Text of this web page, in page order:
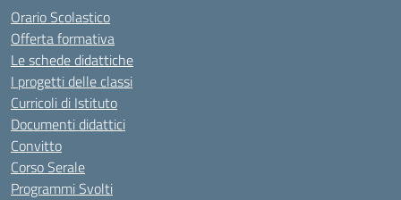
Orario Scolastico
Offerta formativa
Le schede didattiche
I progetti delle classi
Curricoli di Istituto
Documenti didattici
Convitto
Corso Serale
Programmi Svolti